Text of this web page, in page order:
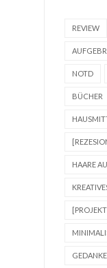
REVIEW
NOTD
BÜCHER
HAARE